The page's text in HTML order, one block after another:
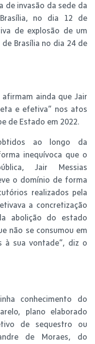
de invasão da sede da
no dia 12 de
de explosão de um
Brasília no dia 24 de
ainda que Jair
e efetiva” nos atos
de Estado em 2022.
ao longo da
inequívoca que o
Jair Messias
o domínio de forma
realizados pela
a concretização
abolição do estado
não se consumou em
à sua vontade”, diz o
conhecimento do
plano elaborado
de sequestro ou
de Moraes, do